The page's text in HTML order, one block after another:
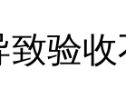
验